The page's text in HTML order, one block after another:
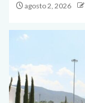
agosto 2, 2026